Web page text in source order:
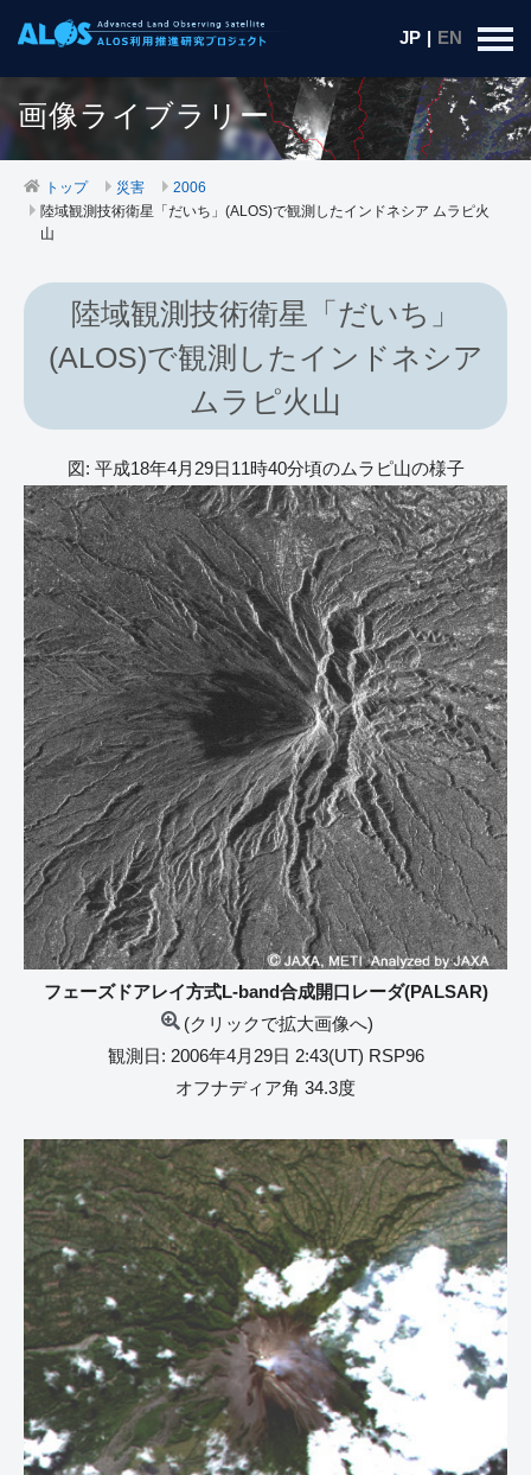
JP | EN
画像ライブラリー
トップ 災害
2006
陸域観測技術衛星「だいち」(ALOS)で観測したインドネシア ムラピ火
山
陸域観測技術衛星「だいち」
(ALOS)で観測したインドネシア
ムラピ火山
図: 平成18年4月29日11時40分頃のムラピ山の様子
フェーズドアレイ方式L-band合成開口レーダ(PALSAR)
(クリックで拡大画像へ)
観測日: 2006年4月29日 2:43(UT) RSP96
オフナディア角 34.3度